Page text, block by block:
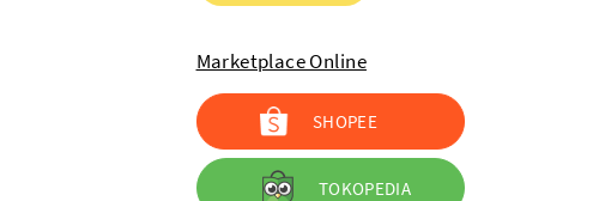
Marketplace Online
SHOPEE
TOKOPEDIA